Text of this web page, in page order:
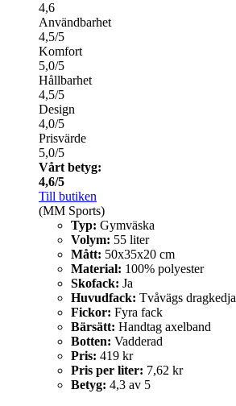
4,6
Användbarhet
4,5/5
Komfort
5,0/5
Hållbarhet
4,5/5
Design
4,0/5
Prisvärde
5,0/5
Vårt betyg:
4,6/5
Till butiken
(MM Sports)
Typ: Gymväska
Volym: 55 liter
Mått: 50x35x20 cm
Material: 100% polyester
Skofack: Ja
Huvudfack: Tvåvägs dragkedja
Fickor: Fyra fack
Bärsätt: Handtag axelband
Botten: Vadderad
Pris: 419 kr
Pris per liter: 7,62 kr
Betyg: 4,3 av 5